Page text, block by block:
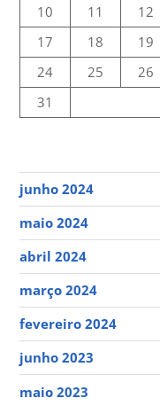
10
11 12
17
18 19
24
25 26
31
junho 2024
maio 2024
abril 2024
março 2024
fevereiro 2024
junho 2023
maio 2023